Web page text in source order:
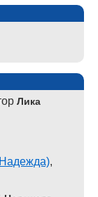
Лика
,